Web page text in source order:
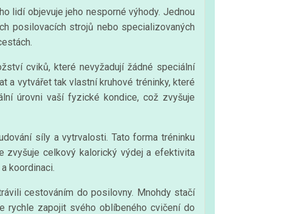
lidí objevuje jeho nesporné výhody. Jednou
posilovacích strojů nebo specializovaných
cviků, které nevyžadují žádné speciální
a vytvářet tak vlastní kruhové tréninky, které
úrovni vaší fyzické kondice, což zvyšuje
síly a vytrvalosti. Tato forma tréninku
zvyšuje celkový kalorický výdej a efektivita
koordinaci.
cestováním do posilovny. Mnohdy stačí
rychle zapojit svého oblíbeného cvičení do